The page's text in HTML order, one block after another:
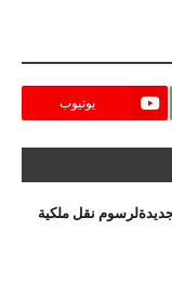
يوتيوب
نقل ملكية